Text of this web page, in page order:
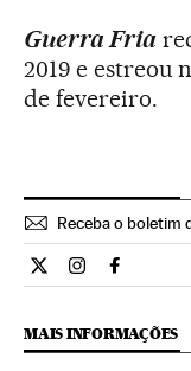
Guerra Fria
2019 e estreou
de fevereiro.
Receba o boletim
Cultura El País
Cultura El
Cultura
MAIS INFORMAÇÕES